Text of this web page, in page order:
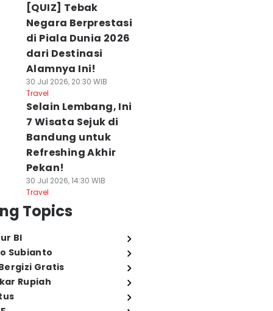
[QUIZ] Tebak
Negara Berprestasi
di Piala Dunia 2026
dari Destinasi
Alamnya Ini!
30 Jul 2026, 20:30 WIB
Travel
Selain Lembang, Ini
7 Wisata Sejuk di
Bandung untuk
Refreshing Akhir
Pekan!
30 Jul 2026, 14:30 WIB
Travel
Topics
BI
Subianto
Gratis
Rupiah